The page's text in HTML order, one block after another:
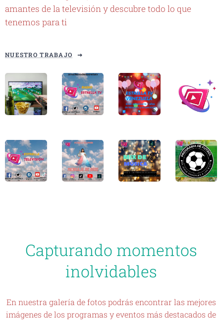
amantes de la televisión y descubre todo lo que
tenemos para ti
NUESTRO TRABAJO
Capturando momentos
inolvidables
En nuestra galería de fotos podrás encontrar las mejores
imágenes de los programas y eventos más destacados de